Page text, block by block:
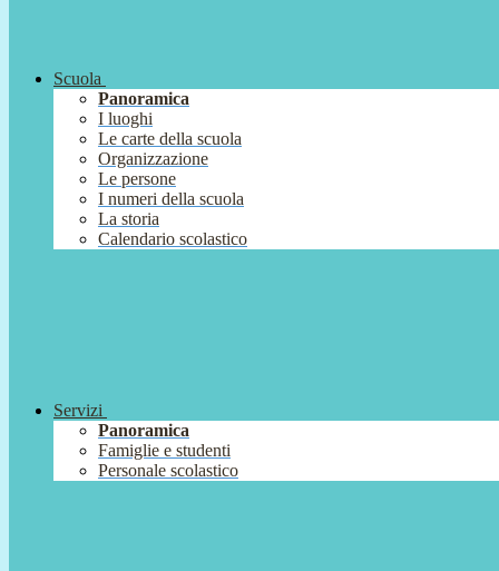
Scuola
Panoramica
I luoghi
Le carte della scuola
Organizzazione
Le persone
I numeri della scuola
La storia
Calendario scolastico
Servizi
Panoramica
Famiglie e studenti
Personale scolastico